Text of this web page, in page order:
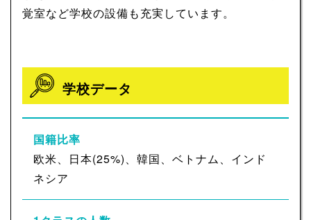
覚室など学校の設備も充実しています。
学校データ
国籍比率
欧米、日本(25%)、韓国、ベトナム、インド
ネシア